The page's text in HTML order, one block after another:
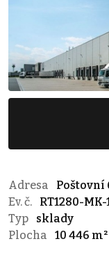
Adresa
Poštovní
Ev. č.
RT1280-
Typ
sklady
Plocha
10 446 m²